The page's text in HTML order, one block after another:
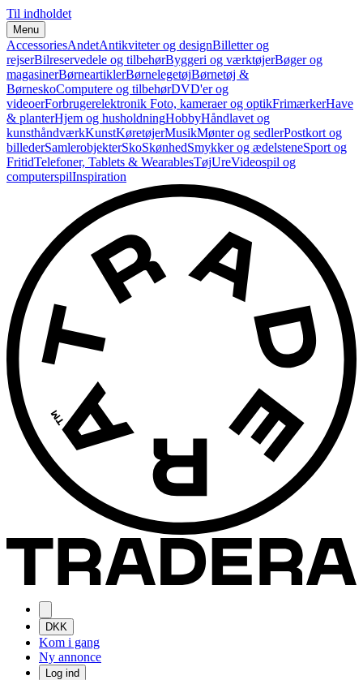
Til indholdet
Menu
AccessoriesAndetAntikviteter og designBilletter og
rejserBilreservedele og tilbehørByggeri og værktøjerBøger og
magasinerBørneartiklerBørnelegetøjBørnetøj &
BørneskoComputere og tilbehørDVD'er og
videoerForbrugerelektronik Foto, kameraer og optikFrimærkerHave
& planterHjem og husholdningHobbyHåndlavet og
kunsthåndværkKunstKøretøjerMusikMønter og sedlerPostkort og
billederSamlerobjekterSkoSkønhedSmykker og ædelsteneSport og
FritidTelefoner, Tablets & WearablesTøjUreVideospil og
computerspilInspiration
DKK
Kom i gang
Ny annonce
Log ind